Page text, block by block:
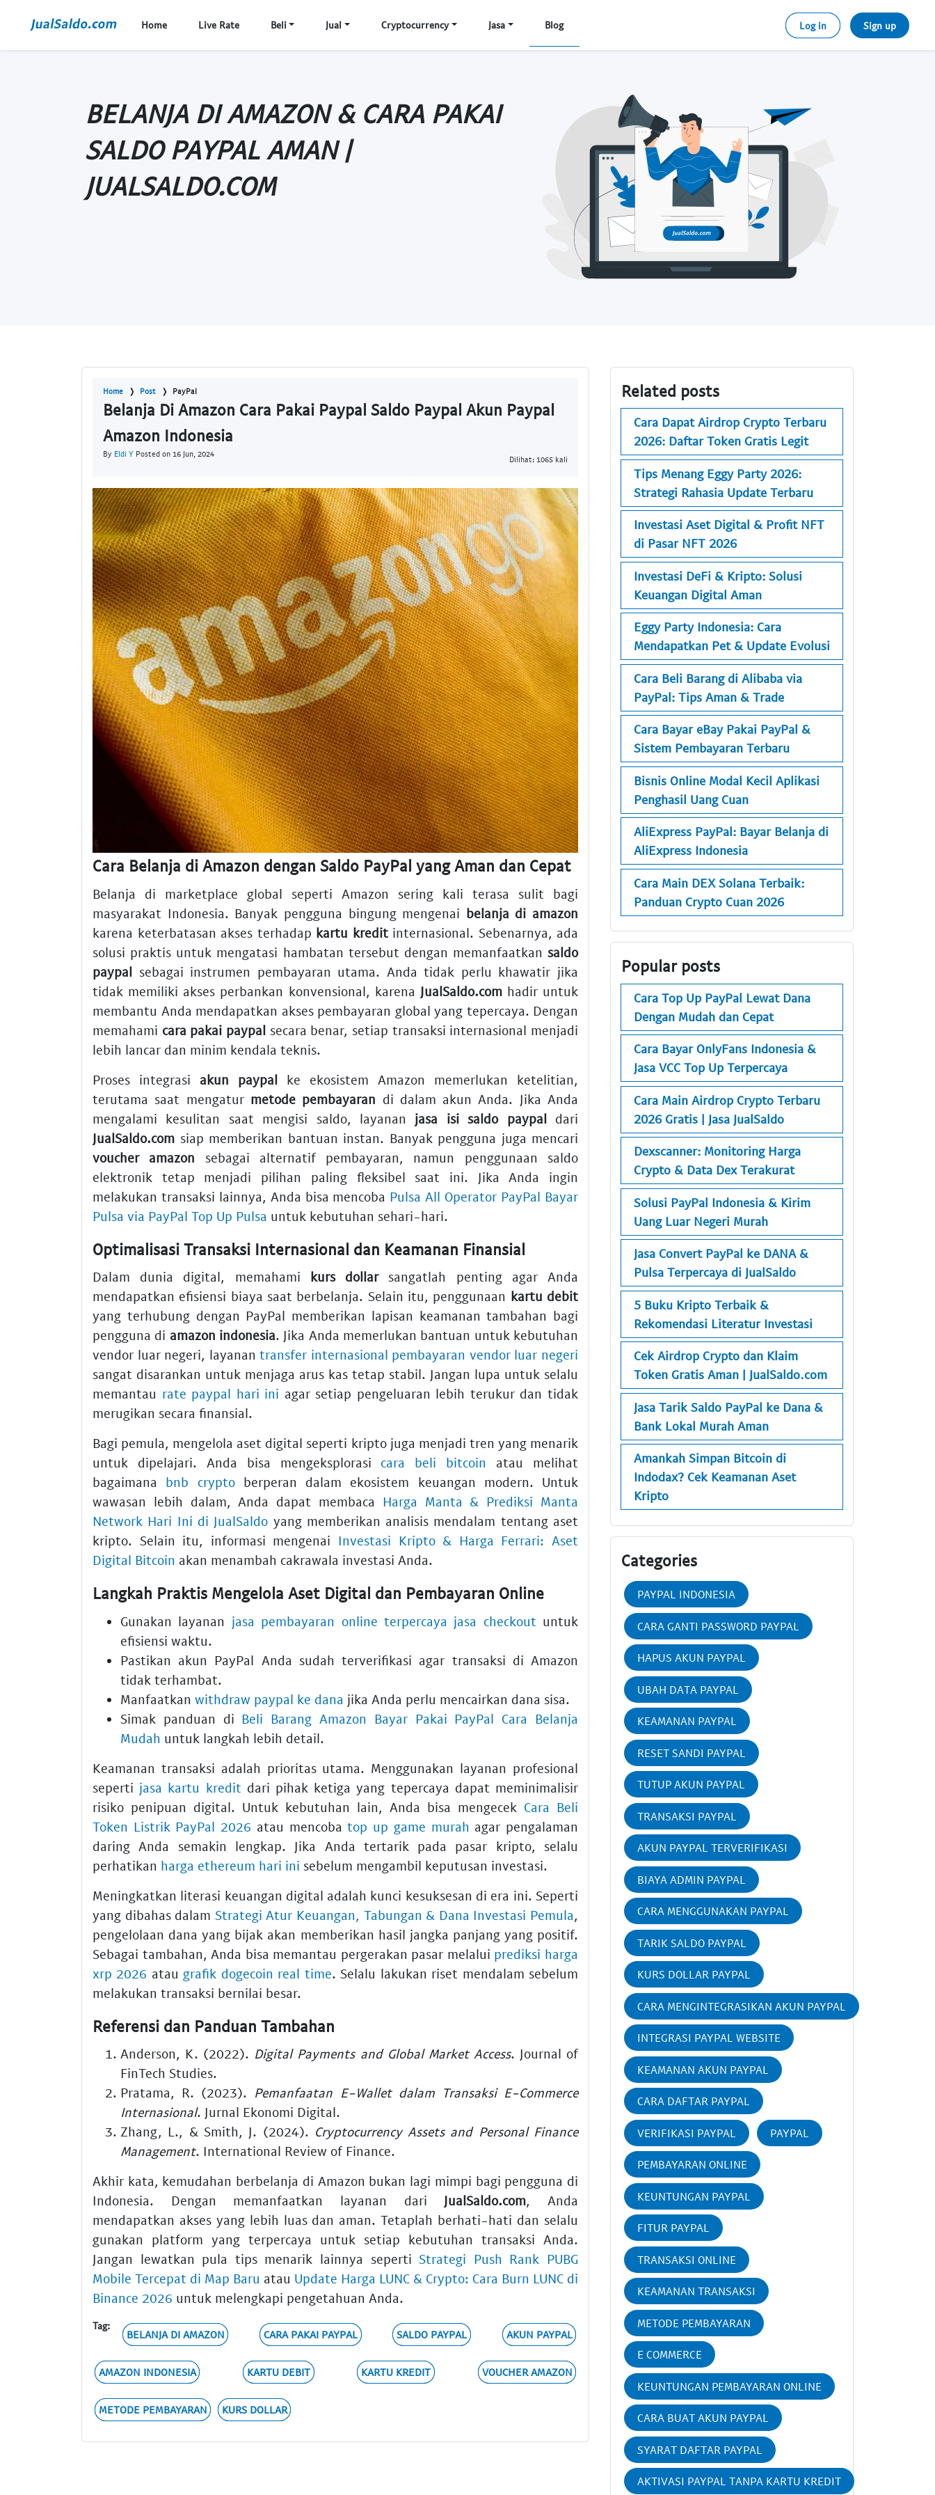
Home Live Rate Beli Jual Cryptocurrency Jasa Blog Log in Sign up
BELANJA DI AMAZON & CARA PAKAI
SALDO PAYPAL AMAN |
JUALSALDO.COM
Home Post PayPal
Belanja Di Amazon Cara Pakai Paypal Saldo Paypal Akun Paypal
Amazon Indonesia
By Eldi Y Posted on 16 Jun, 2024
Dilihat: 1065 kali
Cara Belanja di Amazon dengan Saldo PayPal yang Aman dan Cepat
Belanja di marketplace global seperti Amazon sering kali terasa sulit bagi
masyarakat Indonesia. Banyak pengguna bingung mengenai belanja di amazon
karena keterbatasan akses terhadap kartu kreditinternasional. Sebenarnya, ada
solusi praktis untuk mengatasi hambatan tersebut dengan memanfaatkan saldo
paypal sebagai instrumen pembayaran utama. Anda tidak perlu khawatir jika
tidak memiliki akses perbankan konvensional, karena JualSaldo.comhadir untuk
membantu Anda mendapatkan akses pembayaran global yang tepercaya. Dengan
memahami cara pakai paypal secara benar, setiap transaksi internasional menjadi
lebih lancar dan minim kendala teknis.
Proses integrasi akun paypal ke ekosistem Amazon memerlukan ketelitian,
terutama saat mengatur metode pembayaran di dalam akun Anda. Jika Anda
mengalami kesulitan saat mengisi saldo, layanan jasa isi saldo paypaldari
JualSaldo.com siap memberikan bantuan instan. Banyak pengguna juga mencari
voucher amazon sebagai alternatif pembayaran, namun penggunaan saldo
elektronik tetap menjadi pilihan paling fleksibel saat ini. Jika Anda ingin
melakukan transaksi lainnya, Anda bisa mencoba Pulsa All Operator PayPal Bayar
Pulsa via PayPal Top Up Pulsa untuk kebutuhan sehari-hari.
Optimalisasi Transaksi Internasional dan Keamanan Finansial
Dalam dunia digital, memahami kurs dollarsangatlah penting agar Anda
mendapatkan efisiensi biaya saat berbelanja. Selain itu, penggunaan kartu debit
yang terhubung dengan PayPal memberikan lapisan keamanan tambahan bagi
pengguna di amazon indonesia. Jika Anda memerlukan bantuan untuk kebutuhan
vendor luar negeri, layanantransfer internasional pembayaran vendor luar negeri
sangat disarankan untuk menjaga arus kas tetap stabil. Jangan lupa untuk selalu
memantau rate paypal hari ini agar setiap pengeluaran lebih terukur dan tidak
merugikan secara finansial.
Bagi pemula, mengelola aset digital seperti kripto juga menjadi tren yang menarik
untuk dipelajari. Anda bisa mengeksplorasi cara beli bitcoin atau melihat
bagaimana bnb cryptoberperan dalam ekosistem keuangan modern. Untuk
wawasan lebih dalam, Anda dapat membaca Harga Manta & Prediksi Manta
Network Hari Ini di JualSaldo yang memberikan analisis mendalam tentang aset
kripto. Selain itu, informasi mengenai Investasi Kripto & Harga Ferrari: Aset
Digital Bitcoin akan menambah cakrawala investasi Anda.
Langkah Praktis Mengelola Aset Digital dan Pembayaran Online
Gunakan layanan jasa pembayaran online terpercaya jasa checkout untuk
efisiensi waktu.
Pastikan akun PayPal Anda sudah terverifikasi agar transaksi di Amazon
tidak terhambat.
Manfaatkan withdraw paypal ke dana jika Anda perlu mencairkan dana sisa.
Simak panduan di Beli Barang Amazon Bayar Pakai PayPal Cara Belanja
Mudah untuk langkah lebih detail.
Keamanan transaksi adalah prioritas utama. Menggunakan layanan profesional
seperti jasa kartu kredit dari pihak ketiga yang tepercaya dapat meminimalisir
risiko penipuan digital. Untuk kebutuhan lain, Anda bisa mengecek Cara Beli
Token Listrik PayPal 2026 atau mencobatop up game murah agar pengalaman
daring Anda semakin lengkap. Jika Anda tertarik pada pasar kripto, selalu
perhatikan harga ethereum hari ini sebelum mengambil keputusan investasi.
Meningkatkan literasi keuangan digital adalah kunci kesuksesan di era ini. Seperti
yang dibahas dalam Strategi Atur Keuangan, Tabungan & Dana Investasi Pemula,
pengelolaan dana yang bijak akan memberikan hasil jangka panjang yang positif.
Sebagai tambahan, Anda bisa memantau pergerakan pasar melalui prediksi harga
xrp 2026 atau grafik dogecoin real time. Selalu lakukan riset mendalam sebelum
melakukan transaksi bernilai besar.
Referensi dan Panduan Tambahan
Anderson, K. (2022). Digital Payments and Global Market Access. Journal of
FinTech Studies.
Pratama, R. (2023). Pemanfaatan E-Wallet dalam Transaksi E-Commerce
Internasional. Jurnal Ekonomi Digital.
Zhang, L., & Smith, J. (2024). Cryptocurrency Assets and Personal Finance
Management. International Review of Finance.
Akhir kata, kemudahan berbelanja di Amazon bukan lagi mimpi bagi pengguna di
Indonesia. Dengan memanfaatkan layanan dari JualSaldo.com, Anda
mendapatkan akses yang lebih luas dan aman. Tetaplah berhati-hati dan selalu
gunakan platform yang terpercaya untuk setiap kebutuhan transaksi Anda.
Jangan lewatkan pula tips menarik lainnya sepertiStrategi Push Rank PUBG
Mobile Tercepat di Map Baru atau Update Harga LUNC & Crypto: Cara Burn LUNC di
Binance 2026 untuk melengkapi pengetahuan Anda.
Tag:
BELANJA DI AMAZON CARA PAKAI PAYPAL SALDO PAYPAL AKUN PAYPAL
AMAZON INDONESIA KARTU DEBIT KARTU KREDIT VOUCHER AMAZON
METODE PEMBAYARAN KURS DOLLAR
Related posts
Cara Dapat Airdrop Crypto Terbaru
2026: Daftar Token Gratis Legit
Tips Menang Eggy Party 2026:
Strategi Rahasia Update Terbaru
Investasi Aset Digital & Profit NFT
di Pasar NFT 2026
Investasi DeFi & Kripto: Solusi
Keuangan Digital Aman
Eggy Party Indonesia: Cara
Mendapatkan Pet & Update Evolusi
Cara Beli Barang di Alibaba via
PayPal: Tips Aman & Trade
Cara Bayar eBay Pakai PayPal &
Sistem Pembayaran Terbaru
Bisnis Online Modal Kecil Aplikasi
Penghasil Uang Cuan
AliExpress PayPal: Bayar Belanja di
AliExpress Indonesia
Cara Main DEX Solana Terbaik:
Panduan Crypto Cuan 2026
Popular posts
Cara Top Up PayPal Lewat Dana
Dengan Mudah dan Cepat
Cara Bayar OnlyFans Indonesia &
Jasa VCC Top Up Terpercaya
Cara Main Airdrop Crypto Terbaru
2026 Gratis | Jasa JualSaldo
Dexscanner: Monitoring Harga
Crypto & Data Dex Terakurat
Solusi PayPal Indonesia & Kirim
Uang Luar Negeri Murah
Jasa Convert PayPal ke DANA &
Pulsa Terpercaya di JualSaldo
5 Buku Kripto Terbaik &
Rekomendasi Literatur Investasi
Cek Airdrop Crypto dan Klaim
Token Gratis Aman | JualSaldo.com
Jasa Tarik Saldo PayPal ke Dana &
Bank Lokal Murah Aman
Amankah Simpan Bitcoin di
Indodax? Cek Keamanan Aset
Kripto
Categories
PAYPAL INDONESIA
CARA GANTI PASSWORD PAYPAL
HAPUS AKUN PAYPAL
UBAH DATA PAYPAL
KEAMANAN PAYPAL
RESET SANDI PAYPAL
TUTUP AKUN PAYPAL
TRANSAKSI PAYPAL
AKUN PAYPAL TERVERIFIKASI
BIAYA ADMIN PAYPAL
CARA MENGGUNAKAN PAYPAL
TARIK SALDO PAYPAL
KURS DOLLAR PAYPAL
CARA MENGINTEGRASIKAN AKUN PAYPAL
INTEGRASI PAYPAL WEBSITE
KEAMANAN AKUN PAYPAL
CARA DAFTAR PAYPAL
VERIFIKASI PAYPAL PAYPAL
PEMBAYARAN ONLINE
KEUNTUNGAN PAYPAL
FITUR PAYPAL
TRANSAKSI ONLINE
KEAMANAN TRANSAKSI
METODE PEMBAYARAN
E COMMERCE
KEUNTUNGAN PEMBAYARAN ONLINE
CARA BUAT AKUN PAYPAL
SYARAT DAFTAR PAYPAL
AKTIVASI PAYPAL TANPA KARTU KREDIT